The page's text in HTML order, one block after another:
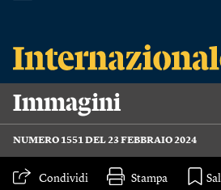
Immagini
NUMERO 1551 DEL 23 FEBBRAIO 2024
Condividi Stampa